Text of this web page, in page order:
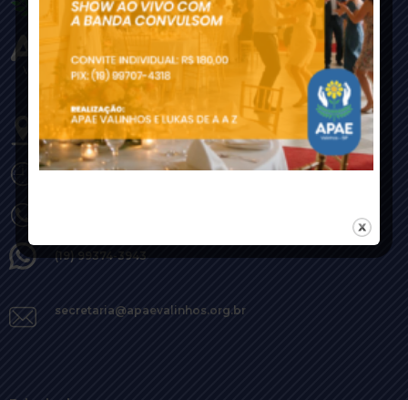
Rua Fioravante Agnello 1669,
Jardim Maria Ilydia
Valinhos-SP - CEP: 13272-006
Horário 7h30 às 17h00
(19) 99374-3943
secretaria@apaevalinhos.org.br